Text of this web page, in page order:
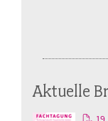
Aktuelle